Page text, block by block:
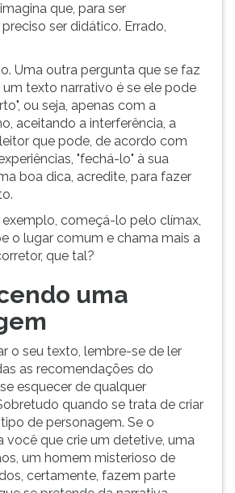
que, para ser
ser didático. Errado,
Uma outra pergunta que se faz
texto narrativo é se ele pode
ou seja, apenas com a
aceitando a interferência, a
que pode, de acordo com
"fechá-lo" à sua
boa dica, acredite, para fazer
exemplo, começá-lo pelo clímax,
o lugar comum e chama mais a
que tal?
uma
o seu texto, lembre-se de ler
as recomendações do
esquecer de qualquer
quando se trata de criar
de personagem. Se o
você que crie um detetive, uma
um homem misterioso de
certamente, fazem parte